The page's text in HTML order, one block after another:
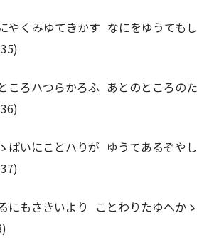
やくみゆてきかす なにをゆうてもし
ころハつらかろふ あとのところのた
ばいにことハりが ゆうてあるぞやし
にもさきいより ことわりたゆへかゝ